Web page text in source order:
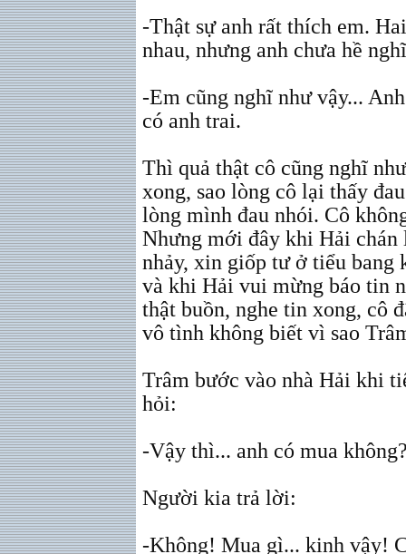
-Thật sự anh rất thích em.
nhau, nhưng anh chưa hề
-Em cũng nghĩ như vậy...
có anh trai.
Thì quả thật cô cũng nghĩ
xong, sao lòng cô lại thấy
lòng mình đau nhói. Cô
Nhưng mới đây khi Hải chán
nhảy, xin giốp tư ở tiểu bang
và khi Hải vui mừng báo tin
thật buồn, nghe tin xong, cô
vô tình không biết vì sao
Trâm bước vào nhà Hải khi
hỏi:
-Vậy thì... anh có mua
Người kia trả lời:
-Không! Mua gì... kinh vậy!